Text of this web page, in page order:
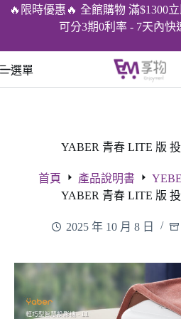
🔥限時優惠🔥 全館購物 滿$1300
可分3期0利率 - 7天內快
選單
YABER 青春 LITE 版
首頁 產品說明書
YABER 青春 LITE 版
2025 年 10 月 8 日